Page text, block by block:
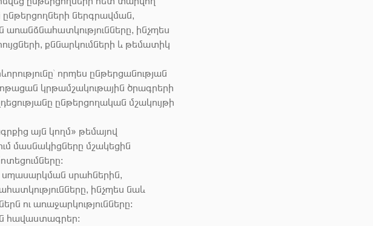
ներգրավման,
ինչպես
քննարկումների և թեմատիկ
որպես ընթերցանության
կրթամշակութային ծրագրերի
ընթերցողական մշակույթի
այն կողմ» թեմայով
մասնակիցները մշակեցին
սրահներին,
ինչպես նաև
ու առաջարկությունները։
հավաստագրեր։